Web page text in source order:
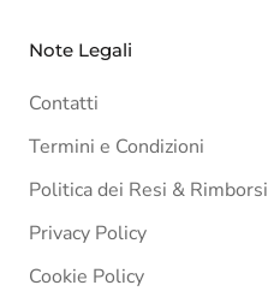
Note Legali
Contatti
Termini e Condizioni
Politica dei Resi & Rimborsi
Privacy Policy
Cookie Policy